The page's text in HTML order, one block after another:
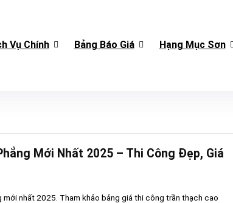
Vụ Chính Bảng Báo Giá Hạng Mục Sơn
Mới Nhất 2025 – Thi Công Đẹp, Giá
nhất 2025. Tham khảo bảng giá thi công trần thạch cao